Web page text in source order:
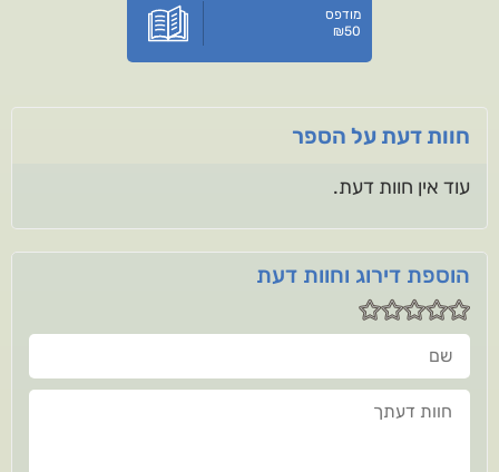
מודפס
₪50
חוות דעת על הספר
עוד אין חוות דעת.
הוספת דירוג וחוות דעת
שם
חוות דעתך